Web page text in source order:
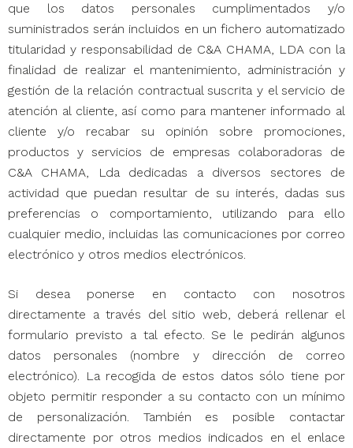
que los datos personales cumplimentados y/o
suministrados serán incluidos en un fichero automatizado
titularidad y responsabilidad de C&A CHAMA, LDA con la
finalidad de realizar el mantenimiento, administración y
gestión de la relación contractual suscrita y el servicio de
atención al cliente, así como para mantener informado al
cliente y/o recabar su opinión sobre promociones,
productos y servicios de empresas colaboradoras de
C&A CHAMA, Lda dedicadas a diversos sectores de
actividad que puedan resultar de su interés, dadas sus
preferencias o comportamiento, utilizando para ello
cualquier medio, incluidas las comunicaciones por correo
electrónico y otros medios electrónicos.
Si desea ponerse en contacto con nosotros
directamente a través del sitio web, deberá rellenar el
formulario previsto a tal efecto. Se le pedirán algunos
datos personales (nombre y dirección de correo
electrónico). La recogida de estos datos sólo tiene por
objeto permitir responder a su contacto con un mínimo
de personalización. También es posible contactar
directamente por otros medios indicados en el enlace